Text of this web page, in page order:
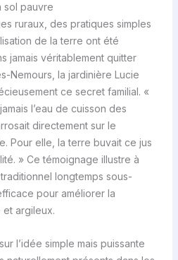
sol pauvre
ruraux, des pratiques simples
de la terre ont été
jamais véritablement quitter
Nemours, la jardinière Lucie
ce secret familial. «
l’eau de cuisson des
directement sur le
Pour elle, la terre buvait ce jus
» Ce témoignage illustre à
longtemps sous-
pour améliorer la
et argileux.
l’idée simple mais puissante